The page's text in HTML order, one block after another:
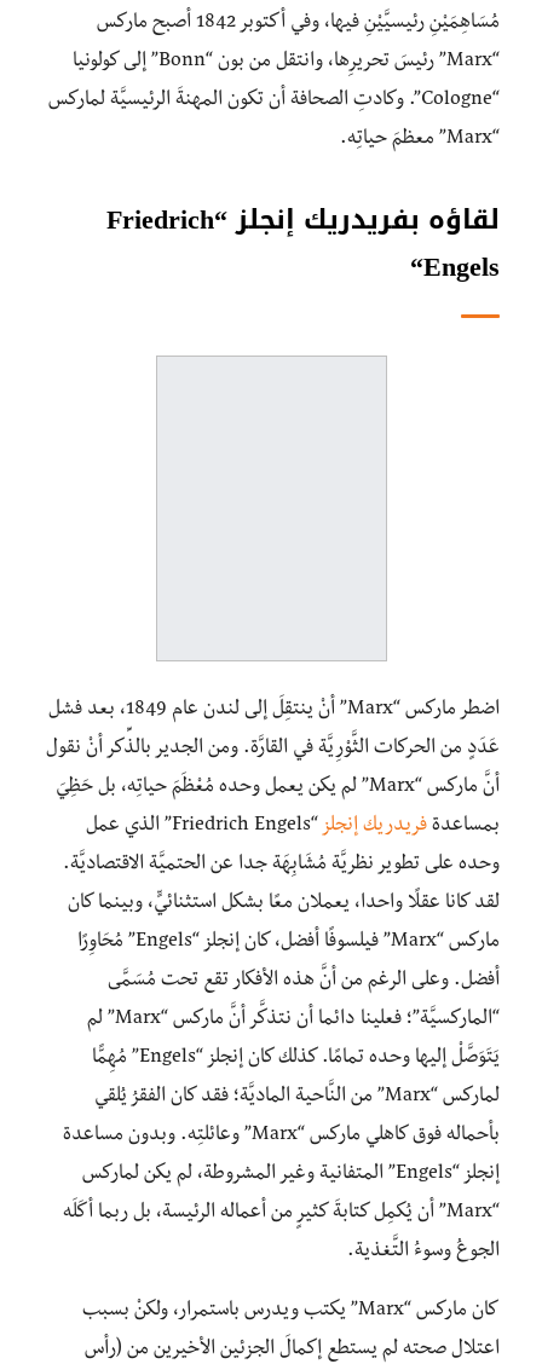
مُسَاهِمَيْنِ رئيسيَّيْنِ فيها، وفي أكتوبر 1842 أصبح ماركس
“M
arx” رئيسَ تحريرِها، وانتقل من بون “Bonn” إلى كولونيا
“Cologne”. وكادتِ الصحافة أن تكون المهنةَ الرئيسيَّة لماركس
“Marx” معظمَ حياتِه.
لقاؤه بفريدريك إنجلز “Friedrich
Engels
“
اضطر ماركس “Marx” أنْ ينتقِلَ إلى لندن عام 1849، بعد فشل
عَدَدٍ من الحركات الثَّوْرِيَّة في القارَّة. ومن الجدير بالذِّكر أنْ نقول
أنَّ ماركس “Marx” لم يكن يعمل وحده مُعْظَمَ حياتِه، بل حَظِيَ
بمساعدة فريدريك إنجلز
“Friedrich Engels” الذي عمل
وحده على تطوير نظريَّة مُشَابِهَة جدا عن الحتميَّة الاقتصاديَّة.
لقد كانا عقلًا واحدا، يعملان معًا بشكل استثنائيٍّ، وبينما كان
ماركس “Marx” فيلسوفًا أفضل، كان إنجلز “Engels” مُحَاوِرًا
أفضل. وعلى الرغم من أنَّ هذه الأفكار تقع تحت مُسَمَّى
“الماركسيَّة”؛ فعلينا دائما أن نتذكَّر أنَّ ماركس “Marx” لم
يَتَوَصَّلْ إليها وحده تمامًا. كذلك كان إنجلز “Engels” مُهِمًّا
لماركس “Marx” من النَّاحية الماديَّة؛ فقد كان الفقرُ
يُلقي
بأحماله فوق كاهلي ماركس “Marx” وعائلتِه. وبدون مساعدة
إنجلز “Engels” المتفانية وغير المشروطة، لم يكن لماركس
“Marx” أن يُكمِل كتابةَ كثيرٍ من أعماله الرئيسة، بل ربما أكَلَه
الجوعُ وسوءُ التَّغذية.
كان ماركس “Marx” يكتب ويدرس باستمرار، ولكنْ بسبب
اعتلال صحته لم يستطع إكمالَ الجزئين الأخيرين من (رأس